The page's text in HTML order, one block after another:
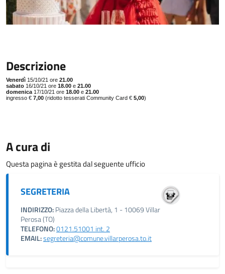
Descrizione
Venerdì 15/10/21 ore 21.00
sabato 16/10/21 ore 18.00 e 21.00
domenica 17/10/21 ore 18.00 e 21.00
ingresso € 7,00 (ridotto tesserati Community Card € 5,00)
A cura di
Questa pagina è gestita dal seguente ufficio
SEGRETERIA
INDIRIZZO:Piazza della Libertà, 1 - 10069 Villar
Perosa (TO)
TELEFONO:0121.51001 int. 2
EMAIL:segreteria@comune.villarperosa.to.it